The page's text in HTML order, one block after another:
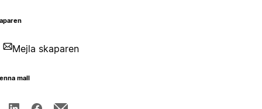
Mejla skaparen
mall